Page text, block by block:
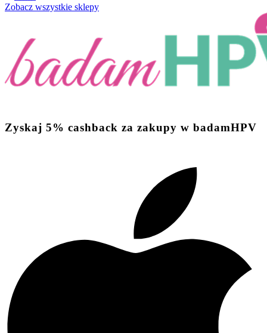
Zobacz wszystkie sklepy
Zyskaj 5% cashback za zakupy w badamHPV